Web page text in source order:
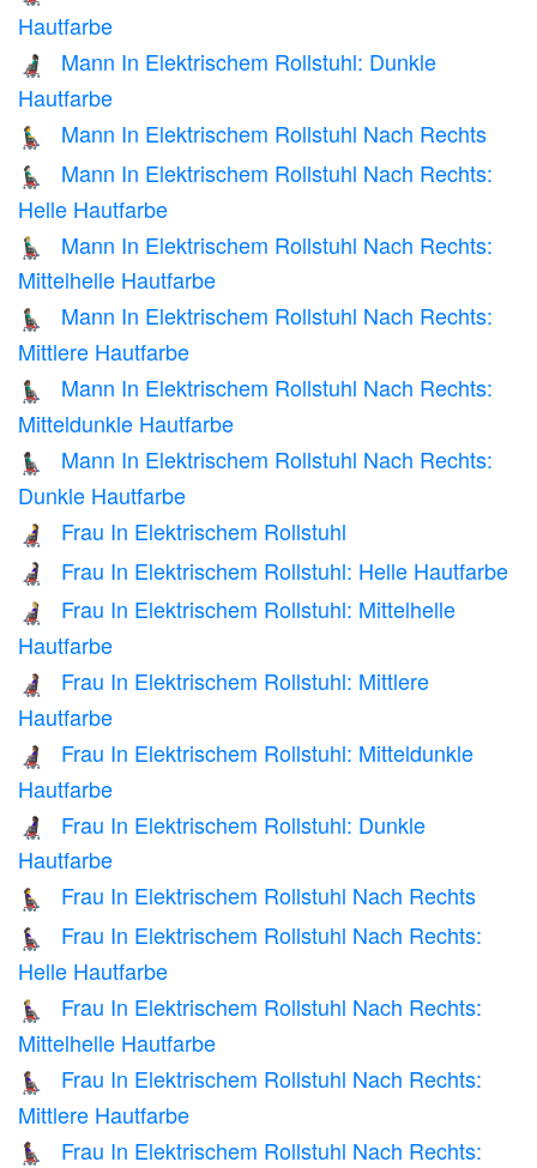
Hautfarbe
👨🏿‍🦼
Mann In Elektrischem Rollstuhl: Dunkle
Hautfarbe
👨‍🦼‍➡️ Mann In Elektrischem Rollstuhl Nach Rechts
👨🏻‍🦼‍➡️
Mann In Elektrischem Rollstuhl Nach Rechts:
Helle Hautfarbe
👨🏼‍🦼‍➡️
Mann In Elektrischem Rollstuhl Nach Rechts:
Mittelhelle Hautfarbe
👨🏽‍🦼‍➡️
Mann In Elektrischem Rollstuhl Nach Rechts:
Mittlere Hautfarbe
👨🏾‍🦼‍➡️
Mann In Elektrischem Rollstuhl Nach Rechts:
Mitteldunkle Hautfarbe
👨🏿‍🦼‍➡️
Mann In Elektrischem Rollstuhl Nach Rechts:
Dunkle Hautfarbe
👩‍🦼 Frau In Elektrischem Rollstuhl
👩🏻‍🦼 Frau In Elektrischem Rollstuhl: Helle Hautfarbe
👩🏼‍🦼
Frau In Elektrischem Rollstuhl: Mittelhelle
Hautfarbe
👩🏽‍🦼
Frau In Elektrischem Rollstuhl: Mittlere
Hautfarbe
👩🏾‍🦼
Frau In Elektrischem Rollstuhl: Mitteldunkle
Hautfarbe
👩🏿‍🦼
Frau In Elektrischem Rollstuhl: Dunkle
Hautfarbe
👩‍🦼‍➡️ Frau In Elektrischem Rollstuhl Nach Rechts
👩🏻‍🦼‍➡️
Frau In Elektrischem Rollstuhl Nach Rechts:
Helle Hautfarbe
👩🏼‍🦼‍➡️
Frau In Elektrischem Rollstuhl Nach Rechts:
Mittelhelle Hautfarbe
👩🏽‍🦼‍➡️
Frau In Elektrischem Rollstuhl Nach Rechts:
Mittlere Hautfarbe
👩🏾‍🦼‍➡️
Frau In Elektrischem Rollstuhl Nach Rechts: